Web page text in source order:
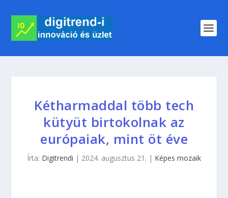
Kétharmaddal több tech
kütyüt birtokolnak az
európaiak, mint öt éve
Írta: Digitrendi | 2024. augusztus 21. | Képes mozaik